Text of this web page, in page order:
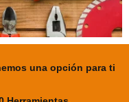
una opción para ti